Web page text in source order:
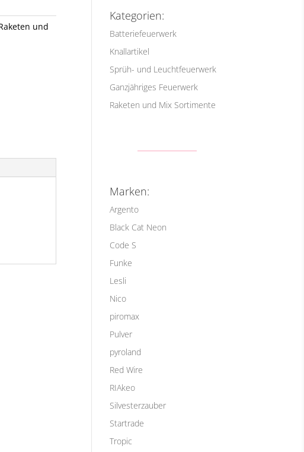
und
Kategorien:
Batteriefeuerwerk
Knallartikel
Sprüh- und Leuchtfeuerwerk
Ganzjähriges Feuerwerk
Raketen und Mix Sortimente
Marken:
Argento
Black Cat Neon
Code S
Funke
Lesli
Nico
piromax
Pulver
pyroland
Red Wire
RIAkeo
Silvesterzauber
Startrade
Tropic